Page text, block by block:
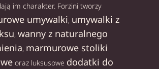
im charakter. Forzini tworzy
umywalki, umywalki z
, wanny z naturalnego
, marmurowe stoliki
oraz luksusowe dodatki do